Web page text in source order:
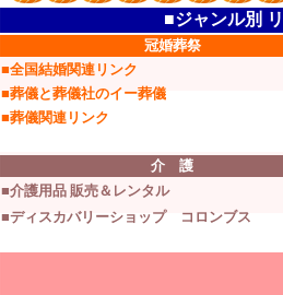
■ジャンル別
冠婚葬祭
■全国結婚関連リンク
■葬儀と葬儀社のイー葬儀
■葬儀関連リンク
介 護
■介護用品 販売＆レンタル
■ディスカバリーショップ コロンブス